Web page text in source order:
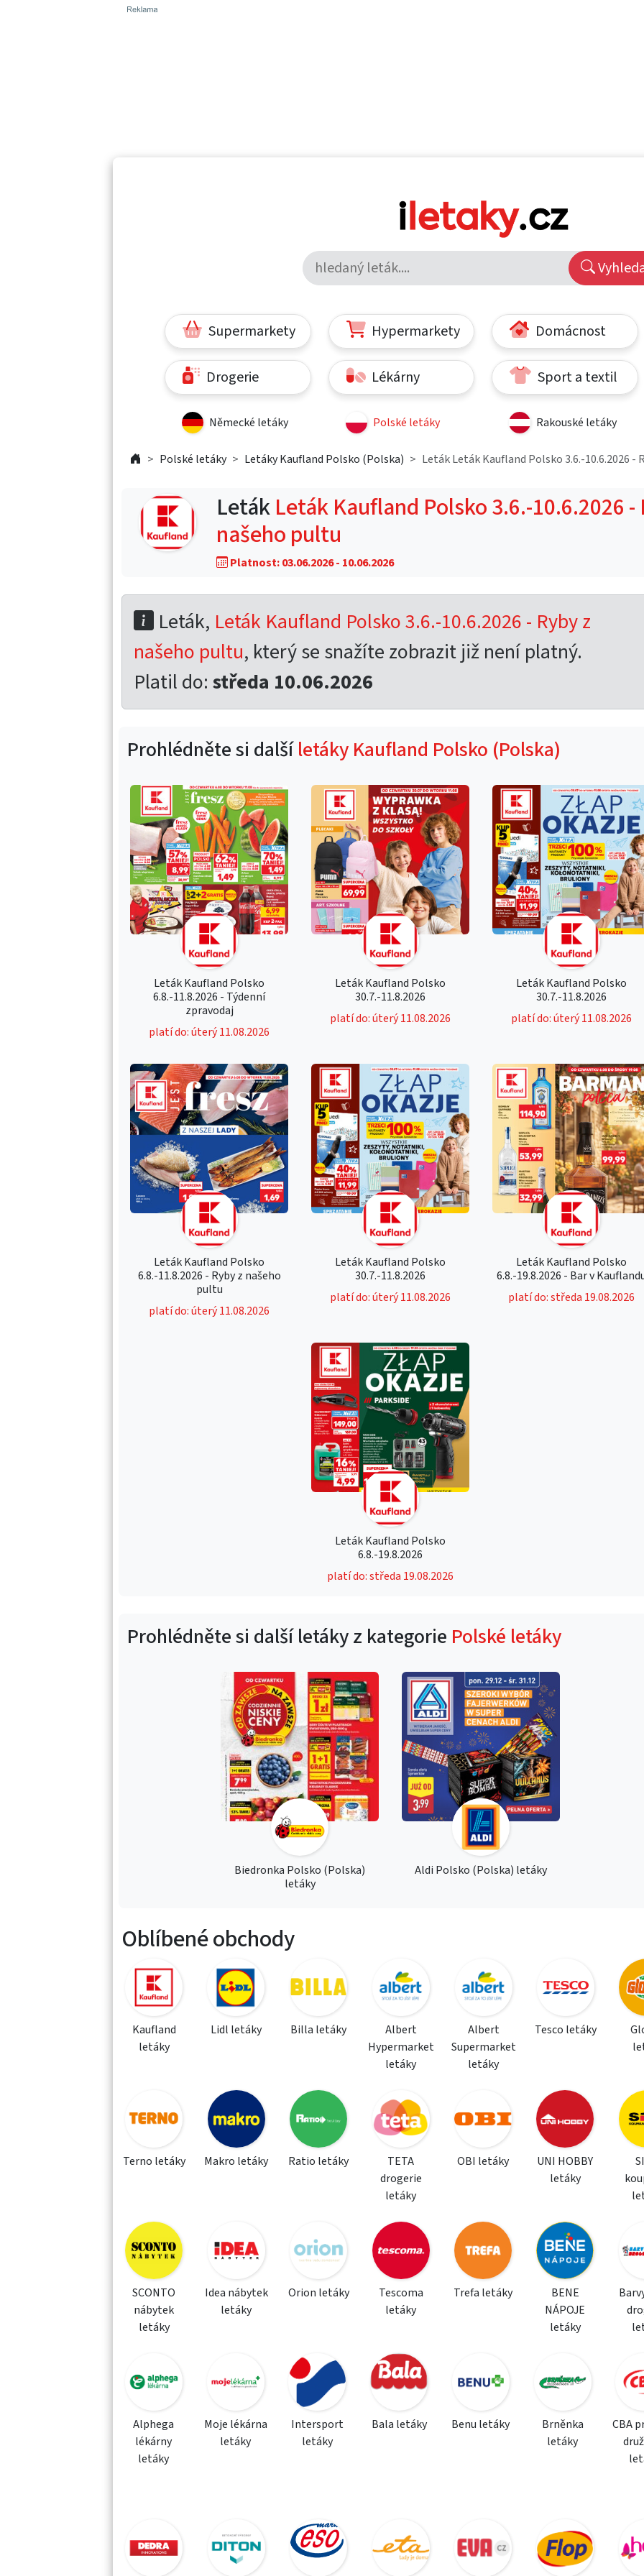
Supermarkety Hypermarkety Domácnost
Drogerie Lékárny Sport a textil
Německé letáky Polské letáky Rakouské letáky
Polské letáky Letáky Kaufland Polsko (Polska) Leták Leták Kaufland Polsko 3.6.-10.6.2026 -
LetákLeták Kaufland Polsko 3.6.-10.6.2026 -
našeho pultu
Platnost: 03.06.2026 - 10.06.2026
Leták, Leták Kaufland Polsko 3.6.-10.6.2026 - Ryby z
našeho pultu, který se snažíte zobrazit již není platný.
Platil do: středa 10.06.2026
Prohlédněte si dalšíletáky Kaufland Polsko (Polska)
Leták Kaufland Polsko
6.8.-11.8.2026 - Týdenní
zpravodaj
platí do: úterý 11.08.2026
Leták Kaufland Polsko
30.7.-11.8.2026
platí do: úterý 11.08.2026
Leták Kaufland Polsko
30.7.-11.8.2026
platí do: úterý 11.08.2026
Leták Kaufland Polsko
6.8.-11.8.2026 - Ryby z našeho
pultu
platí do: úterý 11.08.2026
Leták Kaufland Polsko
30.7.-11.8.2026
platí do: úterý 11.08.2026
Leták Kaufland Polsko
6.8.-19.8.2026 - Bar v
platí do: středa 19.08.2026
Leták Kaufland Polsko
6.8.-19.8.2026
platí do: středa 19.08.2026
Prohlédněte si další letáky z kategorie Polské letáky
Biedronka Polsko (Polska)
letáky
Aldi Polsko (Polska) letáky
Oblíbené obchody
Kaufland
letáky
Lidl letáky Billa letáky
Albert
Hypermarket
letáky
Albert
Supermarket
letáky
Tesco letáky
Terno letáky Makro letáky Ratio letáky
TETA
drogerie
letáky
OBI letáky
UNI HOBBY
letáky
SCONTO
nábytek
letáky
Idea nábytek
letáky
Orion letáky
Tescoma
letáky
Trefa letáky
BENE
NÁPOJE
letáky
Alphega
lékárny
letáky
Moje lékárna
letáky
Intersport
letáky
Bala letáky Benu letáky
Brněnka
letáky
CBA